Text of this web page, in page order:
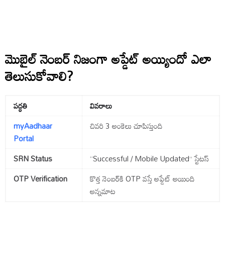
మొబైల్ నెంబర్ నిజంగా అప్డేట్ అయ్యిందో ఎలా
తెలుసుకోవాలి?
పద్ధతి
వివరాలు
myAadhaar
Portal
చివరి 3 అంకెలు చూపిస్తుంది
SRN Status
“Successful / Mobile Updated” స్టేటస్
OTP Verification
కొత్త నెంబర్‌కి OTP వస్తే అప్డేట్ అయింది
అన్నమాట